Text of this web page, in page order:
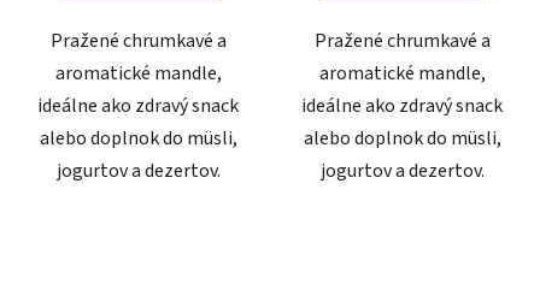
Pražené chrumkavé a
aromatické mandle,
ideálne ako zdravý snack
alebo doplnok do müsli,
jogurtov a dezertov.
Pražené chrumkavé a
aromatické mandle,
ideálne ako zdravý snack
alebo doplnok do müsli,
jogurtov a dezertov.